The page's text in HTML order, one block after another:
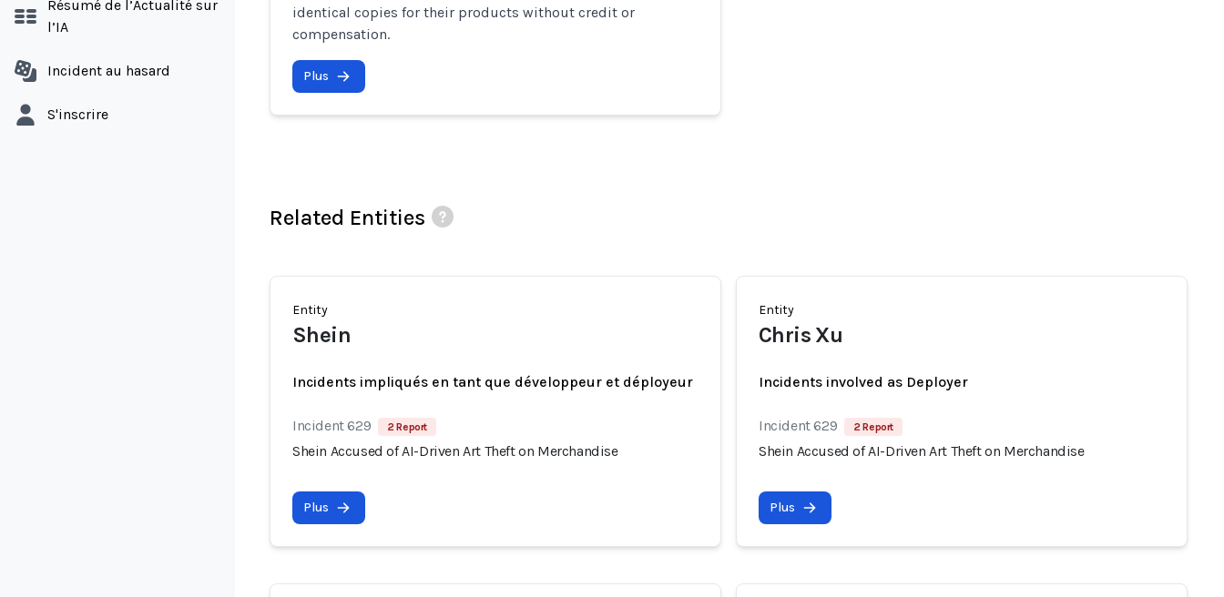
Résumé de l’Actualité sur
l’IA
Incident au hasard
S'inscrire
identical copies for their products without credit or
compensation.
Plus
Related Entities
Entity
Shein
Incidents impliqués en tant que développeur et déployeur
Incident 629 2 Report
Shein Accused of AI-Driven Art Theft on Merchandise
Plus
Entity
Chris Xu
Incidents involved as Deployer
Incident 629 2 Report
Shein Accused of AI-Driven Art Theft on Merchandise
Plus